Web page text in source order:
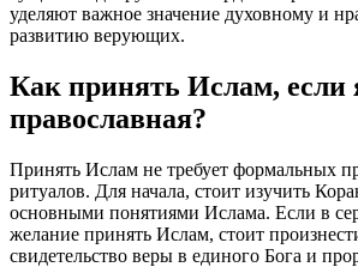
уделяют важное значение духовному и
развитию верующих.
Как принять Ислам, если
православная?
Принять Ислам не требует формальных
ритуалов. Для начала, стоит изучить
основными понятиями Ислама. Если в
желание принять Ислам, стоит
свидетельство веры в единого Бога и